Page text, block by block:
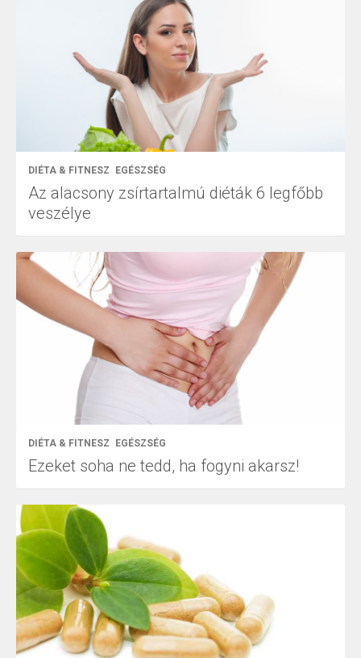
DIÉTA & FITNESZ EGÉSZSÉG
Az alacsony zsírtartalmú diéták 6 legfőbb
veszélye
DIÉTA & FITNESZ EGÉSZSÉG
Ezeket soha ne tedd, ha fogyni akarsz!